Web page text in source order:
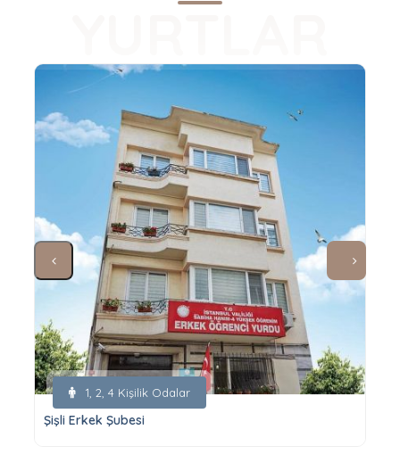
1, 2, 4 Kişilik Odalar
Şişli Erkek Şubesi